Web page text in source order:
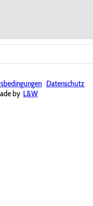
Datenschutz
by L&W